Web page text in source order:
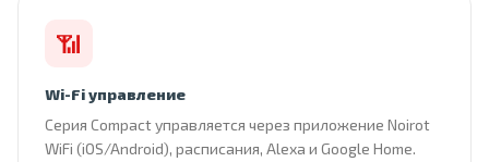
📶
Wi-Fi управление
Серия Compact управляется через приложение Noirot
WiFi (iOS/Android), расписания, Alexa и Google Home.